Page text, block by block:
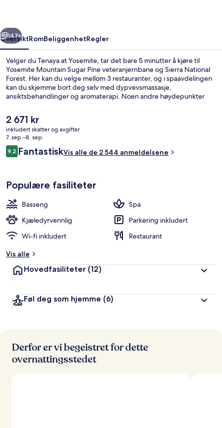
Neste
147+
OversiktRomBeliggenhetRegler
Velger du Tenaya at Yosemite, tar det bare 5 minutter å kjøre til
Yosemite Mountain Sugar Pine veteranjernbane og Sierra National
Forest. Her kan du velge mellom 3 restauranter, og i spaavdelingen
kan du skjemme bort deg selv med dypvevsmassasje,
ansiktsbehandlinger og aromaterapi. Noen andre høydepunkter
Mange skryter av bassenget og den vennlige betjeningen.
Den
nåværende
prisen
er
2 671 kr
2 671 kr
inkludert skatter og avgifter
7. sep.–8. sep.
Anmeldelser
9,29,2 av 10 –
FantastiskVis alle de 2 544 anmeldelsene
Populære fasiliteter
Basseng
Spa
Kjæledyrvennlig
Parkering inkludert
Wi-fi inkludert
Restaurant
Vis alle
Hovedfasiliteter (12)
Føl deg som hjemme (6)
Derfor er vi begeistret for dette
overnattingsstedet